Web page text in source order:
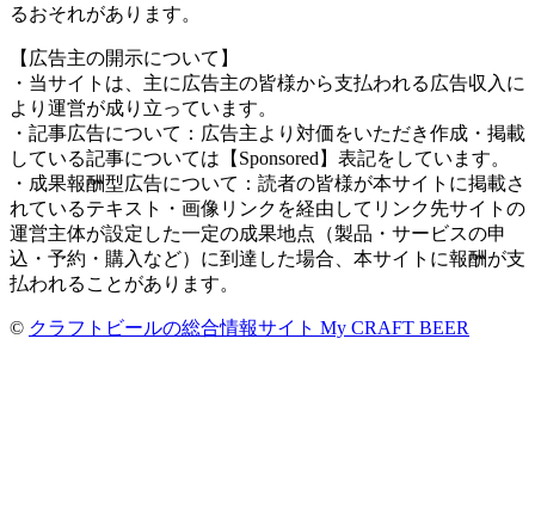
るおそれがあります。
【広告主の開示について】
・当サイトは、主に広告主の皆様から支払われる広告収入に
より運営が成り立っています。
・記事広告について：広告主より対価をいただき作成・掲載
している記事については【Sponsored】表記をしています。
・成果報酬型広告について：読者の皆様が本サイトに掲載さ
れているテキスト・画像リンクを経由してリンク先サイトの
運営主体が設定した一定の成果地点（製品・サービスの申
込・予約・購入など）に到達した場合、本サイトに報酬が支
払われることがあります。
© クラフトビールの総合情報サイト My CRAFT BEER